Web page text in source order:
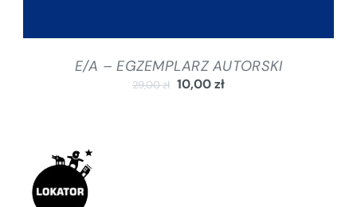
E/A – EGZEMPLARZ AUTORSKI
29,00zł 10,00zł